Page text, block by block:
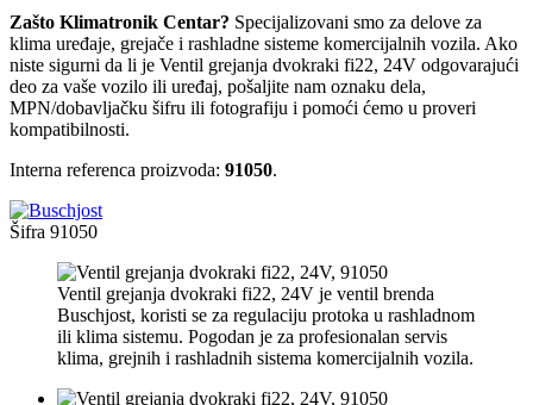
Zašto Klimatronik Centar? Specijalizovani smo za delove za
klima uređaje, grejače i rashladne sisteme komercijalnih vozila. Ako
niste sigurni da li je Ventil grejanja dvokraki fi22, 24V odgovarajući
deo za vaše vozilo ili uređaj, pošaljite nam oznaku dela,
MPN/dobavljačku šifru ili fotografiju i pomoći ćemo u proveri
kompatibilnosti.
Interna referenca proizvoda: 91050.
Šifra 91050
Ventil grejanja dvokraki fi22, 24V je ventil brenda
Buschjost, koristi se za regulaciju protoka u rashladnom
ili klima sistemu. Pogodan je za profesionalan servis
klima, grejnih i rashladnih sistema komercijalnih vozila.